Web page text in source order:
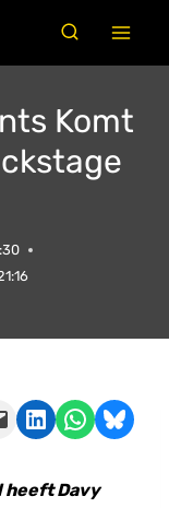
Komt
Delen op LinkedIn Delen via WhatsApp Share on Bluesky
heeft Davy